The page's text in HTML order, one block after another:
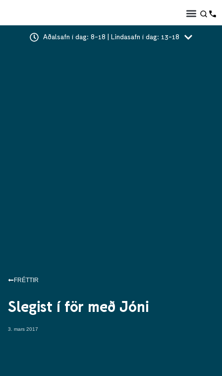
Aðalsafn í dag: 8-18 | Lindasafn í dag: 13-18
FRÉTTIR
Slegist í för með Jóni
3. mars 2017